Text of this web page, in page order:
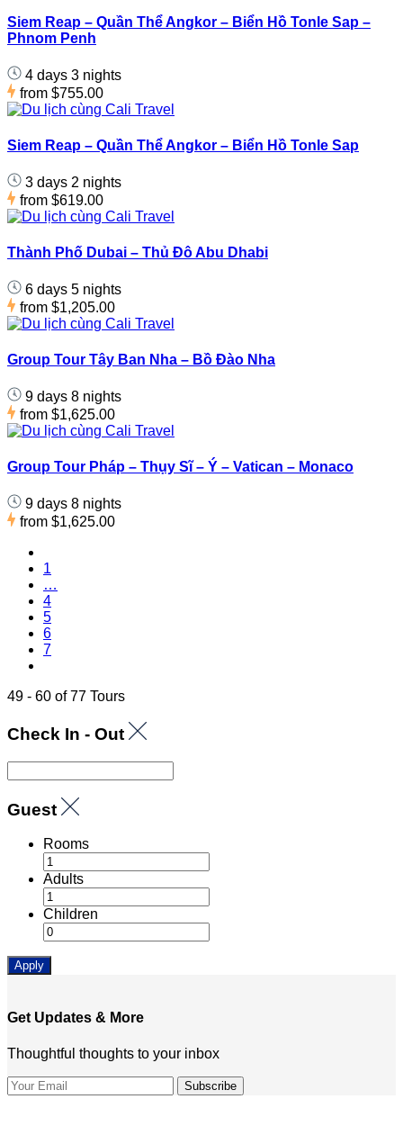
Siem Reap – Quần Thể Angkor – Biển Hồ Tonle Sap –
Phnom Penh
4 days 3 nights
from $755.00
Siem Reap – Quần Thể Angkor – Biển Hồ Tonle Sap
3 days 2 nights
from $619.00
Thành Phố Dubai – Thủ Đô Abu Dhabi
6 days 5 nights
from $1,205.00
Group Tour Tây Ban Nha – Bồ Đào Nha
9 days 8 nights
from $1,625.00
Group Tour Pháp – Thụy Sĩ – Ý – Vatican – Monaco
9 days 8 nights
from $1,625.00
1
…
4
5
6
7
49 - 60 of 77 Tours
Check In - Out
Guest
Rooms
Adults
Children
Apply
Get Updates & More
Thoughtful thoughts to your inbox